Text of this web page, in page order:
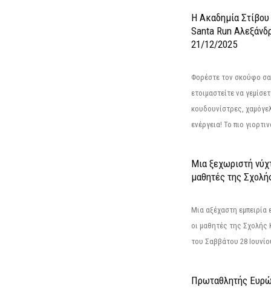
Η Ακαδημία
Santa Run
21/12/2025
Φορέστε τον σκούφο
ετοιμαστείτε να
κουδουνίστρες,
ενέργεια! Το πιο
Μια ξεχωριστή
μαθητές της
Μια αξέχαστη εμπειρία
οι μαθητές της
του Σαββάτου 28
Πρωταθλητής